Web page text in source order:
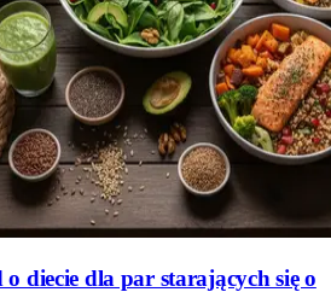
diecie dla par starających się o